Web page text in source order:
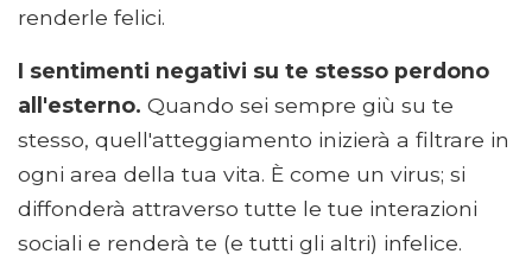
renderle felici.
I sentimenti negativi su te stesso perdono
all'esterno. Quando sei sempre giù su te
stesso, quell'atteggiamento inizierà a filtrare in
ogni area della tua vita. È come un virus; si
diffonderà attraverso tutte le tue interazioni
sociali e renderà te (e tutti gli altri) infelice.